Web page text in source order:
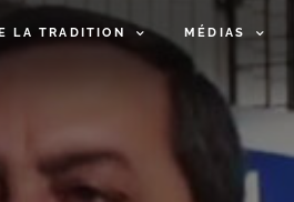
LA TRADITION MÉDIAS